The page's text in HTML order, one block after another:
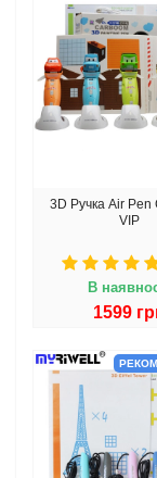
3D Ручка Air
VIP
В
1599